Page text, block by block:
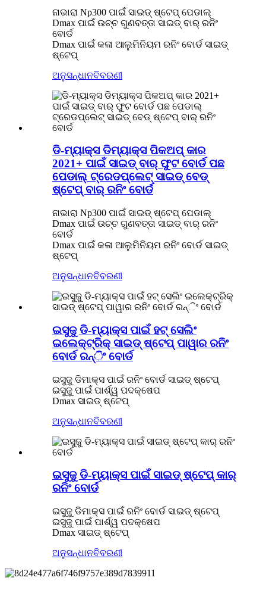
ନାଭାରା Np300 ପାଇଁ ସାଇଡ୍ ଷ୍ଟେପ୍ ପେଡାଲ୍
Dmax ପାଇଁ ଉଚ୍ଚ ଗୁଣବତ୍ତା ସାଇଡ୍ ବାର୍ ରନିଂ
ବୋର୍ଡ
Dmax ପାଇଁ କଳା ଆଲୁମିନିୟମ ରନିଂ ବୋର୍ଡ ସାଇଡ୍
ଷ୍ଟେପ୍
ଅନୁସନ୍ଧାନବିବରଣୀ
ଡି-ମ୍ୟାକ୍ସ ଡିମ୍ୟାକ୍ସ ପିକଅପ୍ କାର
2021+ ପାଇଁ ସାଇଡ୍ ବାର୍ ଫୁଟ ବୋର୍ଡ ପଛ
ପେଡାଲ୍ ଟ୍ରେଡପ୍ଲେଟ୍ ସାଇଡ୍ ବେଡ୍
ଷ୍ଟେପ୍ ବାର୍ ରନିଂ ବୋର୍ଡ
ନାଭାରା Np300 ପାଇଁ ସାଇଡ୍ ଷ୍ଟେପ୍ ପେଡାଲ୍
Dmax ପାଇଁ ଉଚ୍ଚ ଗୁଣବତ୍ତା ସାଇଡ୍ ବାର୍ ରନିଂ
ବୋର୍ଡ
Dmax ପାଇଁ କଳା ଆଲୁମିନିୟମ ରନିଂ ବୋର୍ଡ ସାଇଡ୍
ଷ୍ଟେପ୍
ଅନୁସନ୍ଧାନବିବରଣୀ
ଇସୁଜୁ ଡି-ମ୍ୟାକ୍ସ ପାଇଁ ହଟ୍ ସେଲିଂ
ଇଲେକ୍ଟ୍ରିକ୍ ସାଇଡ୍ ଷ୍ଟେପ୍ ପାୱାର ରନିଂ
ବୋର୍ଡ ରନ୍ିଂ ବୋର୍ଡ
ଇସୁଜୁ ଡିମାକ୍ସ ପାଇଁ ରନିଂ ବୋର୍ଡ ସାଇଡ୍ ଷ୍ଟେପ୍
ଇସୁଜୁ ପାଇଁ ପାର୍ଶ୍ୱ ପଦକ୍ଷେପ
Dmax ସାଇଡ୍ ଷ୍ଟେପ୍
ଅନୁସନ୍ଧାନବିବରଣୀ
ଇସୁଜୁ ଡି-ମ୍ୟାକ୍ସ ପାଇଁ ସାଇଡ୍ ଷ୍ଟେପ୍ କାର୍
ରନିଂ ବୋର୍ଡ
ଇସୁଜୁ ଡିମାକ୍ସ ପାଇଁ ରନିଂ ବୋର୍ଡ ସାଇଡ୍ ଷ୍ଟେପ୍
ଇସୁଜୁ ପାଇଁ ପାର୍ଶ୍ୱ ପଦକ୍ଷେପ
Dmax ସାଇଡ୍ ଷ୍ଟେପ୍
ଅନୁସନ୍ଧାନବିବରଣୀ